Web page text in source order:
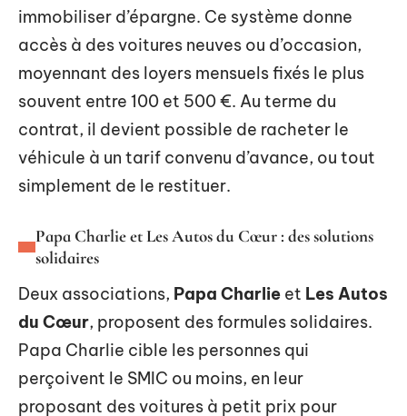
immobiliser d’épargne. Ce système donne
accès à des voitures neuves ou d’occasion,
moyennant des loyers mensuels fixés le plus
souvent entre 100 et 500 €. Au terme du
contrat, il devient possible de racheter le
véhicule à un tarif convenu d’avance, ou tout
simplement de le restituer.
Papa Charlie et Les Autos du Cœur : des solutions
solidaires
Deux associations, Papa Charlie et Les Autos
du Cœur, proposent des formules solidaires.
Papa Charlie cible les personnes qui
perçoivent le SMIC ou moins, en leur
proposant des voitures à petit prix pour